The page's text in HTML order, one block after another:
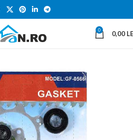
0 0,00